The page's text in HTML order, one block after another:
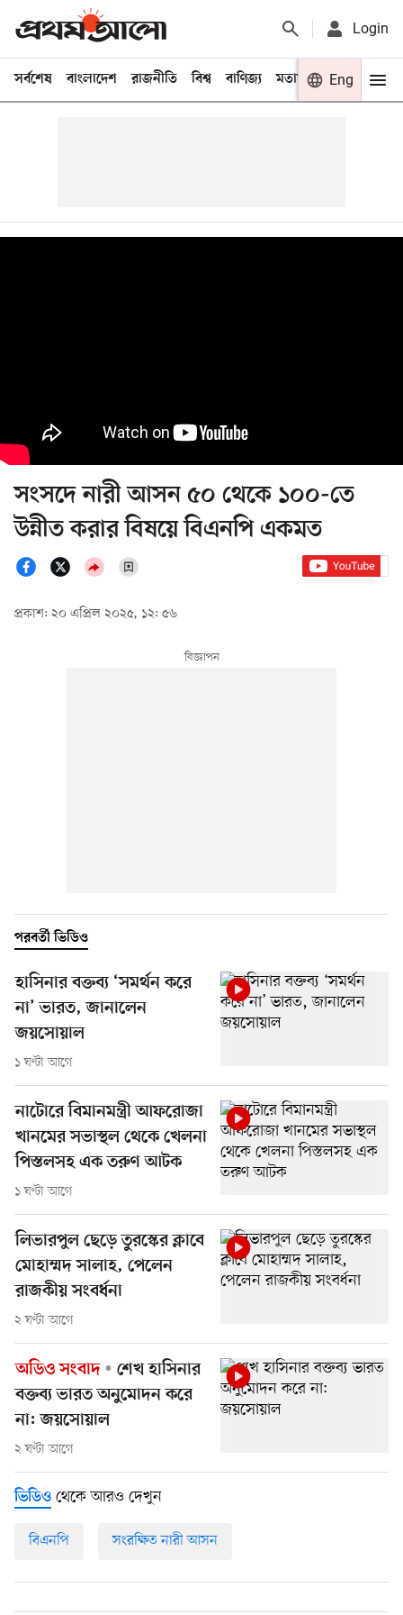
Login
সর্বশেষ বাংলাদেশ রাজনীতি বিশ্ব বাণিজ্য মতামত খেলা
Eng
সংসদে নারী আসন ৫০ থেকে ১০০-তে
উন্নীত করার বিষয়ে বিএনপি একমত
প্রকাশ: ২০ এপ্রিল ২০২৫, ১২: ৫৬
পরবর্তী ভিডিও
হাসিনার বক্তব্য ‘সমর্থন করে
না’ ভারত, জানালেন
জয়সোয়াল
১ ঘণ্টা আগে
নাটোরে বিমানমন্ত্রী আফরোজা
খানমের সভাস্থল থেকে খেলনা
পিস্তলসহ এক তরুণ আটক
১ ঘণ্টা আগে
লিভারপুল ছেড়ে তুরস্কের ক্লাবে
মোহাম্মদ সালাহ, পেলেন
রাজকীয় সংবর্ধনা
২ ঘণ্টা আগে
অডিও সংবাদ
শেখ হাসিনার
বক্তব্য ভারত অনুমোদন করে
না: জয়সোয়াল
২ ঘণ্টা আগে
ভিডিও থেকে আরও দেখুন
বিএনপি সংরক্ষিত নারী আসন